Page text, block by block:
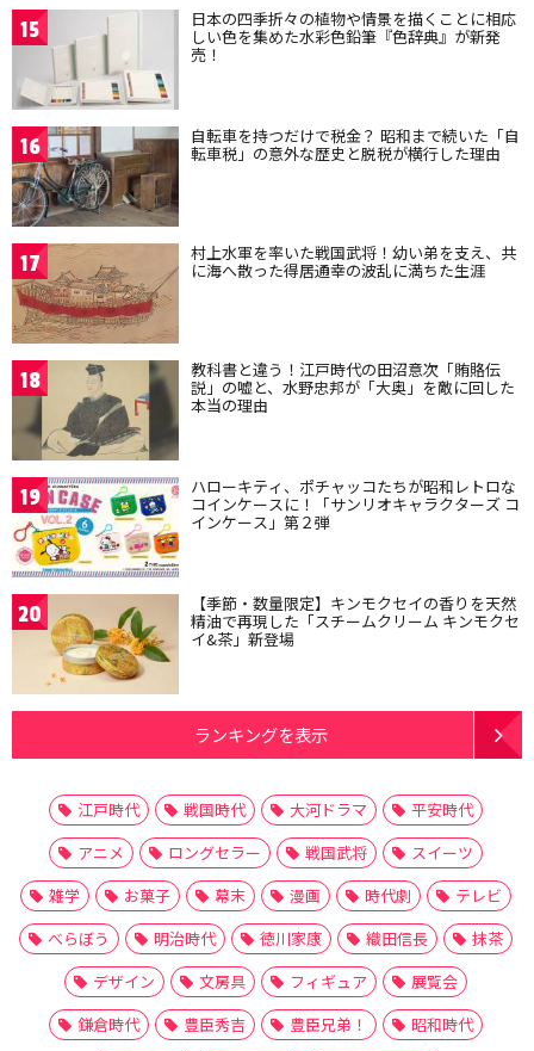
15 日本の四季折々の植物や情景を描くことに相応
しい色を集めた水彩色鉛筆『色辞典』が新発
売！
16 自転車を持つだけで税金？ 昭和まで続いた「自
転車税」の意外な歴史と脱税が横行した理由
17 村上水軍を率いた戦国武将！幼い弟を支え、共
に海へ散った得居通幸の波乱に満ちた生涯
18 教科書と違う！江戸時代の田沼意次「賄賂伝
説」の嘘と、水野忠邦が「大奥」を敵に回した
本当の理由
19 ハローキティ、ポチャッコたちが昭和レトロな
コインケースに！「サンリオキャラクターズ コ
インケース」第２弾
20 【季節・数量限定】キンモクセイの香りを天然
精油で再現した「スチームクリーム キンモクセ
イ&茶」新登場
ランキングを表示
江戸時代 戦国時代 大河ドラマ
平安時代
アニメ
ロングセラー 戦国武将
スイーツ
雑学
お菓子 幕末 漫画 時代劇
テレビ
べらぼう
明治時代 徳川家康 織田信長
抹茶
デザイン
文房具 フィギュア
展覧会
鎌倉時代
豊臣秀吉 豊臣兄弟！
昭和時代